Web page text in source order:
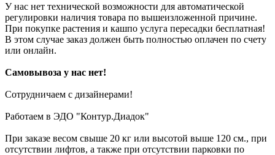
У нас нет технической возможности для автоматической
регулировки наличия товара по вышеизложенной причине.
При покупке растения и кашпо услуга пересадки бесплатная!
В этом случае заказ должен быть полностью оплачен по счету
или онлайн.
Самовывоза у нас нет!
Сотрудничаем с дизайнерами!
Работаем в ЭДО "Контур.Диадок"
При заказе весом свыше 20 кг или высотой выше 120 см., при
отсутствии лифтов, а также при отсутствии парковки по